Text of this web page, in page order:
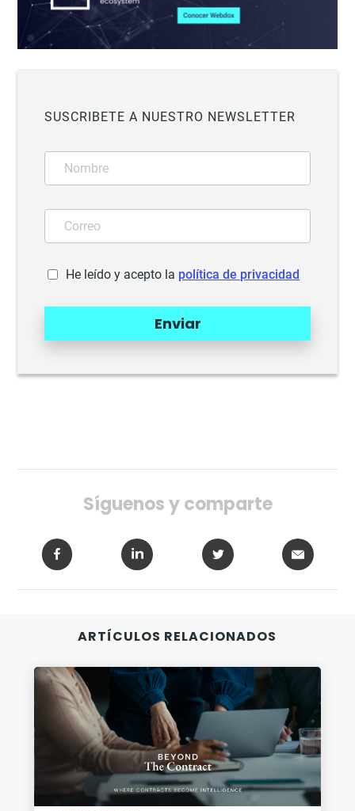
SUSCRIBETE A NUESTRO NEWSLETTER
He leído y acepto la política de privacidad
Enviar
Síguenos y comparte
ARTÍCULOS RELACIONADOS